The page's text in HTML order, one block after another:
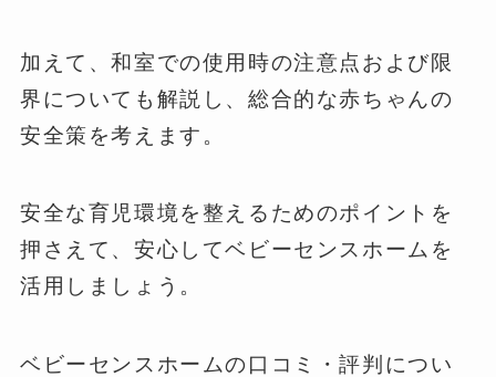
加えて、和室での使用時の注意点および限
界についても解説し、総合的な赤ちゃんの
安全策を考えます。
安全な育児環境を整えるためのポイントを
押さえて、安心してベビーセンスホームを
活用しましょう。
ベビーセンスホームの口コミ・評判につい